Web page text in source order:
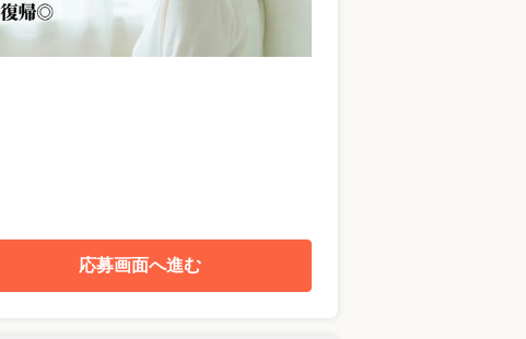
応募画面へ進む